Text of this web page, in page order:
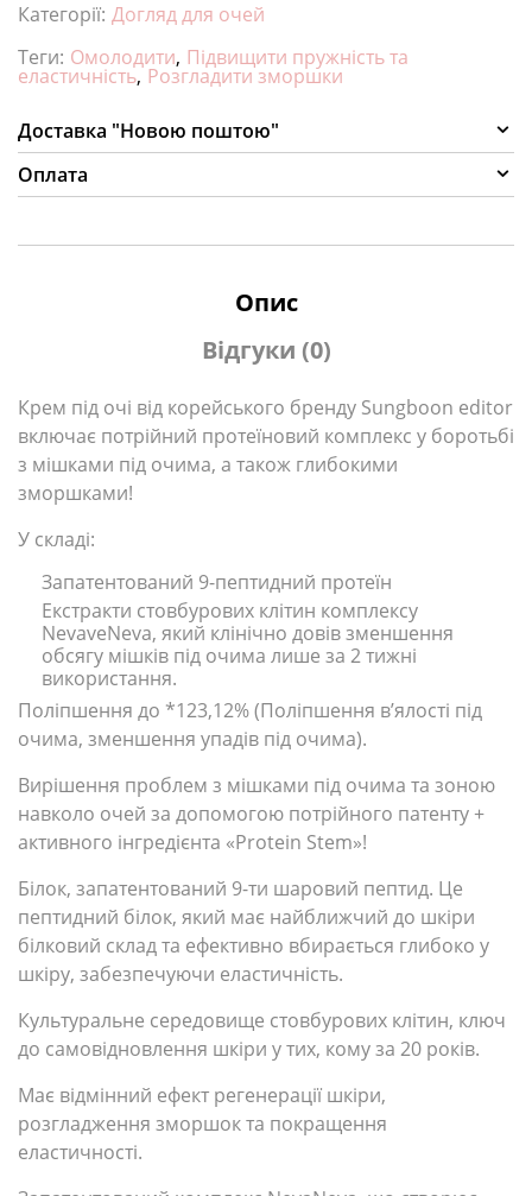
Категорії: Догляд для очей
Теги: Омолодити, Підвищити пружність та
еластичність, Розгладити зморшки
Доставка "Новою поштою"
Оплата
Опис
Відгуки (0)
Крем під очі від корейського бренду Sungboon editor
включає потрійний протеїновий комплекс у боротьбі
з мішками під очима, а також глибокими
зморшками!
У складі:
Запатентований 9-пептидний протеїн
Екстракти стовбурових клітин комплексу
NevaveNeva, який клінічно довів зменшення
обсягу мішків під очима лише за 2 тижні
використання.
Поліпшення до *123,12%(Поліпшення в’ялості під
очима, зменшення упадів під очима).
Вирішення проблем з мішками під очима та зоною
навколо очей за допомогою потрійного патенту +
активного інгредієнта «Protein Stem»!
Білок, запатентований 9-ти шаровий пептид. Це
пептидний білок, який має найближчий до шкіри
білковий склад та ефективно вбирається глибоко у
шкіру, забезпечуючи еластичність.
Культуральне середовище стовбурових клітин, ключ
до самовідновлення шкіри у тих, кому за 20 років.
Має відмінний ефект регенерації шкіри,
розгладження зморшок та покращення
еластичності.